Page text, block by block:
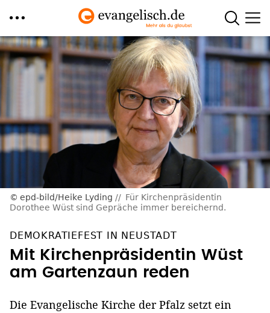
Direkt
zum
epd-bild/Heike Lyding
Für Kirchenpräsidentin
Dorothee Wüst sind Gepräche immer bereichernd.
DEMOKRATIEFEST IN NEUSTADT
Mit Kirchenpräsidentin Wüst
am Gartenzaun reden
Die Evangelische Kirche der Pfalz setzt ein